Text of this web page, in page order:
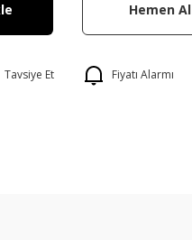
Hemen Al
Tavsiye Et Fiyatı Alarmı